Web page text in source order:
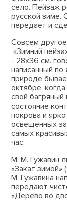
село. Пейзаж
русской зиме.
передает и
Совсем
«Зимний
- 28х36 см.
написанный по
природе
октябре,
свой
состояние
покрова и
освещенных
самых
час.
М. М. Гужавин
«Закат зимой»
М. Гужавина
передают
«Дерево во